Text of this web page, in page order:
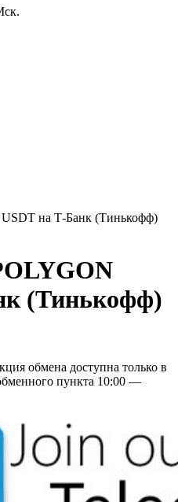
на Т-Банк (Тинькофф)
(Тинькофф)
обмена доступна только в
пункта 10:00 —